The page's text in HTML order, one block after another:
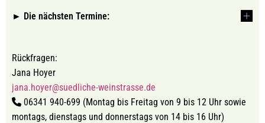
► Die nächsten Termine:
Rückfragen:
Jana Hoyer
jana.hoyer@suedliche-weinstrasse.de
06341 940-699 (Montag bis Freitag von 9 bis 12 Uhr sowie
montags, dienstags und donnerstags von 14 bis 16 Uhr)